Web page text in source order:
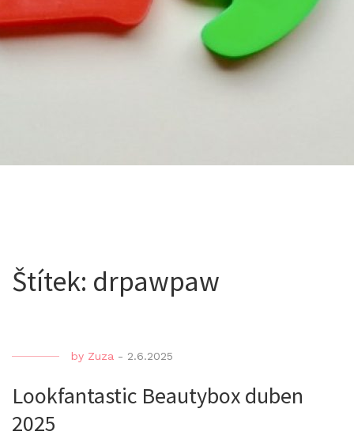
Štítek: drpawpaw
by Zuza - 2.6.2025
Lookfantastic Beautybox duben
2025